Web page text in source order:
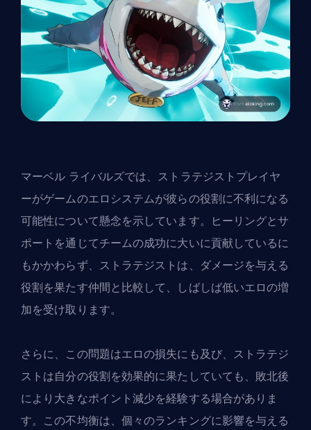
マーベル ライバルズでは、ストラテジストプレイヤ
ーがゲームのエロシステムが彼らの役割に不利になる
可能性について懸念を示しています。ヒーリングとサ
ポートを通じてチームの成功に大いに貢献しているに
もかかわらず、 ストラテジスト は、ダメージを与える
役割を果たす仲間と比較して、しばしば低いエロの増
加を受け取ります。
さらに、この問題はエロの損失にも及び、ストラテジ
ストは自分の役割を効果的に果たしていても、敗北後
により大きなポイント減少を経験する場合がありま
す。この不均衡は、個々のランキングに影響を与える